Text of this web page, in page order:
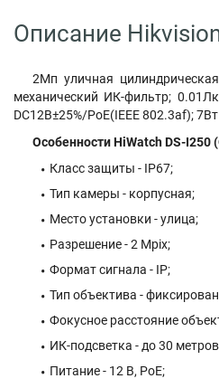
Описание
2Мп уличная
механический ИК-фильтр;
DC12В±25%/PoE(IEEE 802.3af);
Особенности HiWatch DS-I250
Класс защиты - IP67;
Тип камеры - корпусная;
Место установки - улица;
Разрешение - 2 Mpix;
Формат сигнала - IP;
Тип объектива -
Фокусное расстояние
ИК-подсветка - до 30
Питание - 12 В, PoE;